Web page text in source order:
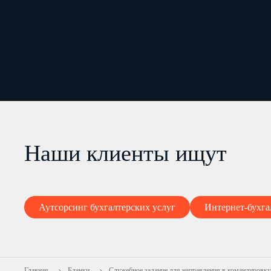
Наши клиенты ищут
Аутсорсинг бухгалтерских услуг Интернет-